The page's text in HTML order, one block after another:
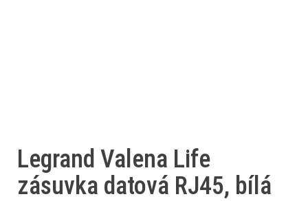
Legrand Valena Life
zásuvka datová RJ45, bílá